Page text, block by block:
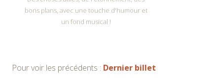
Pour voir les précédents : Dernier billet